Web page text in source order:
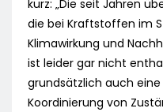
kurz: „Die seit Jahren
die bei Kraftstoffen im
Klimawirkung und
ist leider gar nicht
grundsätzlich auch
Koordinierung von